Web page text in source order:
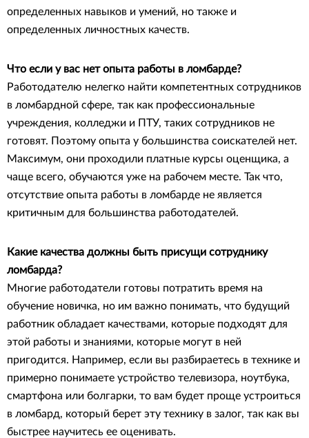
определенных навыков и умений, но также и
определенных личностных качеств.
Что если у вас нет опыта работы в ломбарде?
Работодателю нелегко найти компетентных сотрудников
в ломбардной сфере, так как профессиональные
учреждения, колледжи и ПТУ, таких сотрудников не
готовят. Поэтому опыта у большинства соискателей нет.
Максимум, они проходили платные курсы оценщика, а
чаще всего, обучаются уже на рабочем месте. Так что,
отсутствие опыта работы в ломбарде не является
критичным для большинства работодателей.
Какие качества должны быть присущи сотруднику
ломбарда?
Многие работодатели готовы потратить время на
обучение новичка, но им важно понимать, что будущий
работник обладает качествами, которые подходят для
этой работы и знаниями, которые могут в ней
пригодится. Например, если вы разбираетесь в технике и
примерно понимаете устройство телевизора, ноутбука,
смартфона или болгарки, то вам будет проще устроиться
в ломбард, который берет эту технику в залог, так как вы
быстрее научитесь ее оценивать.